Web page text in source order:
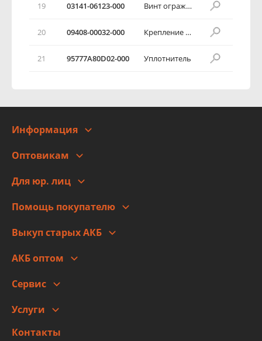
19 03141-06123-000 Винт ограждения панели отопления
20 09408-00032-000 Крепление обратной трубки
21 95777А80D02-000 Уплотнитель
Информация
Адреса
Новости
Оптовикам
Для юр. лиц
Помощь покупателю
Оплата
Гарантии и возврат
Выкуп старых АКБ
АКБ оптом
Сервис
Заправка кондиционера авто
Детейлинг
Услуги
высокого давления
Контакты